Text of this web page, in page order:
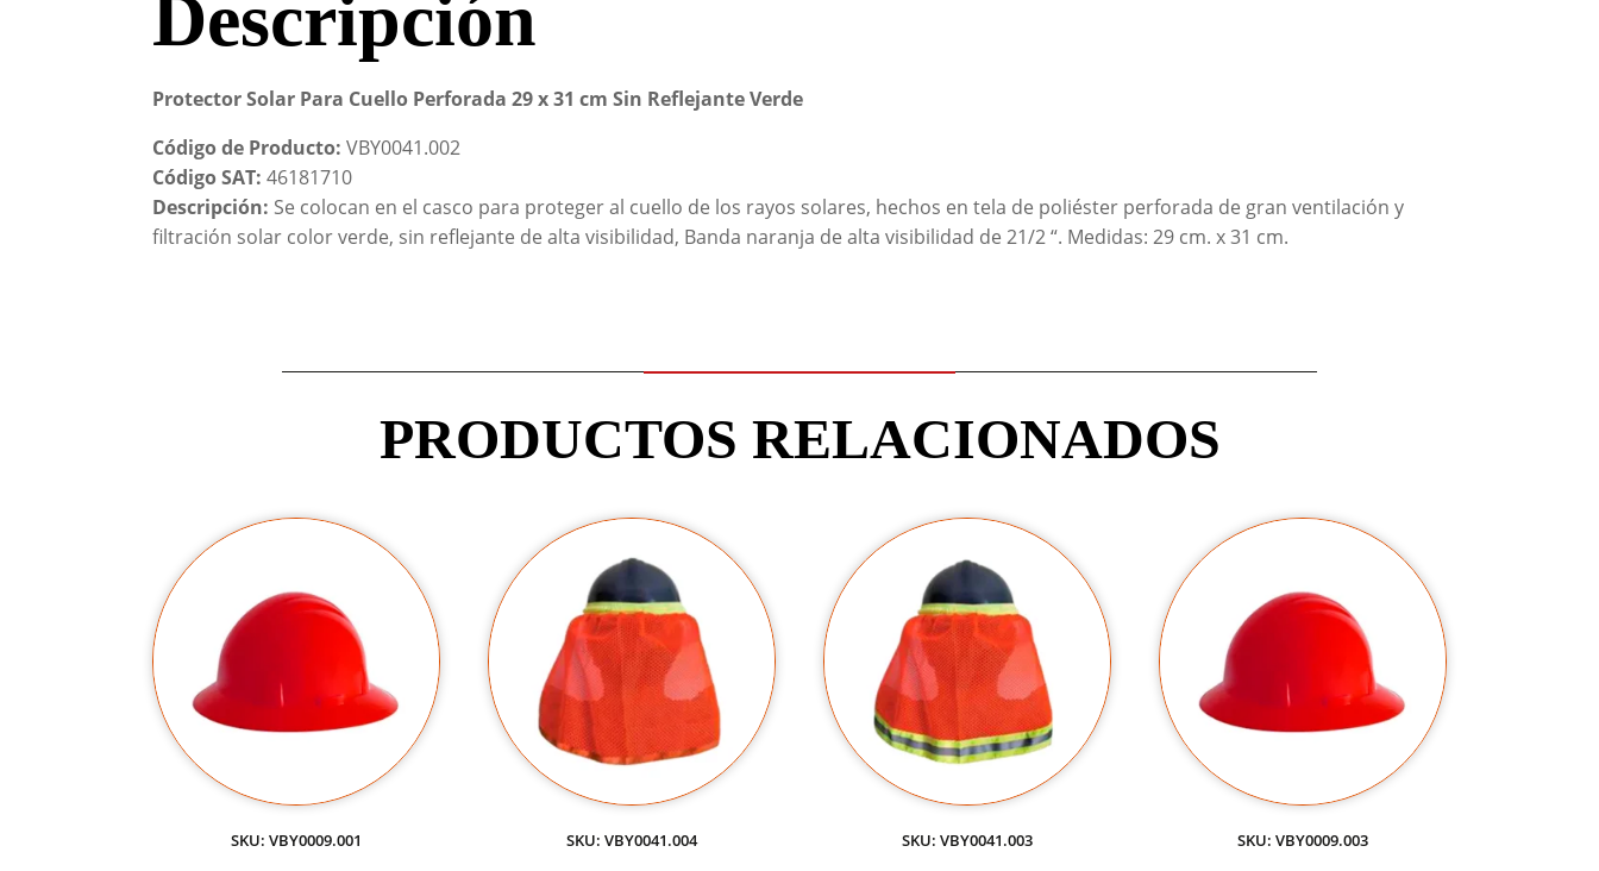
Descripción
Protector Solar Para Cuello Perforada 29 x 31 cm Sin Reflejante Verde
Código de Producto: VBY0041.002
Código SAT: 46181710
Descripción: Se colocan en el casco para proteger al cuello de los rayos solares, hechos en tela de poliéster perforada de gran ventilación y
filtración solar color verde, sin reflejante de alta visibilidad, Banda naranja de alta visibilidad de 21/2 “. Medidas: 29 cm. x 31 cm.
PRODUCTOS RELACIONADOS
SKU: VBY0009.001 SKU: VBY0041.004 SKU: VBY0041.003 SKU: VBY0009.003